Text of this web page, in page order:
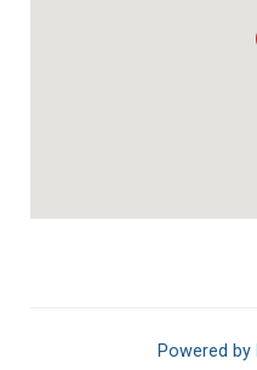
Powered by